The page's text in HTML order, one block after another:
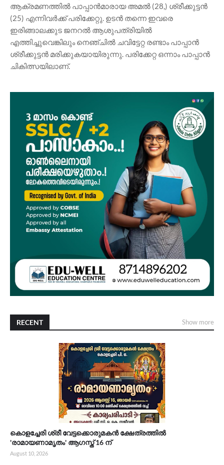
ആക്രമണത്തിൽ പാപ്പാൻമാരായ അമൽ (28,) ശ്രീക്കുട്ടൻ
(25) എന്നിവർക്ക് പരിക്കേറ്റു. ഉടൻ തന്നെ ഇവരെ
ഇരിങ്ങാലക്കുട ജനറൽ ആശുപത്രിയിൽ
എത്തിച്ചുവെങ്കിലും നെഞ്ചിൽ ചവിട്ടേറ്റ രണ്ടാം പാപ്പാൻ
ശ്രീക്കുട്ടൻ മരിക്കുകയായിരുന്നു. പരിക്കേറ്റ ഒന്നാം പാപ്പാൻ
ചികിത്സയിലാണ്.
RECENT Show more
കൊളച്ചേരി ശ്രീ വേട്ടക്കൊരുമകൻ ക്ഷേത്രത്തിൽ
'രാമായണാമൃതം' ആഗസ്ത് 16 ന്
August 10, 2026